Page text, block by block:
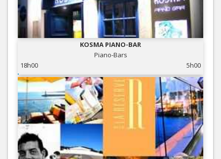
KOSMA PIANO-BAR
Piano-Bars
18h00
5h00